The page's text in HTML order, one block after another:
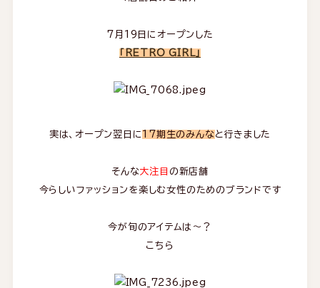
7月19日にオープンした
「RETRO GIRL」
実は、オープン翌日に 17期生のみんな と行きました
そんな大注目 の新店舗
今らしいファッションを楽しむ女性のためのブランドです
今が旬のアイテムは～？
こちら